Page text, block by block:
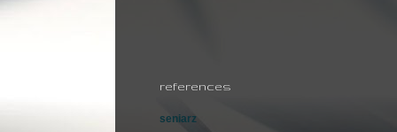
references
seniarz